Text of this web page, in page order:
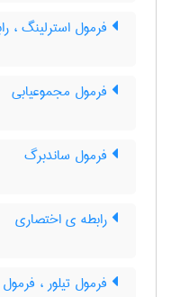
فرمول استرلینگ ،
فرمول مجموعیابی
فرمول ساندبرگ
رابطه ی اختصاری
فرمول تیلور ، فرمول